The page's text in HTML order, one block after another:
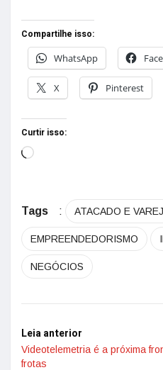
Compartilhe isso:
WhatsApp
X Pinterest
Curtir isso:
Tags : ATACADO E
EMPREENDEDORISMO
NEGÓCIOS
Leia anterior
Videotelemetria é a próxima
frotas